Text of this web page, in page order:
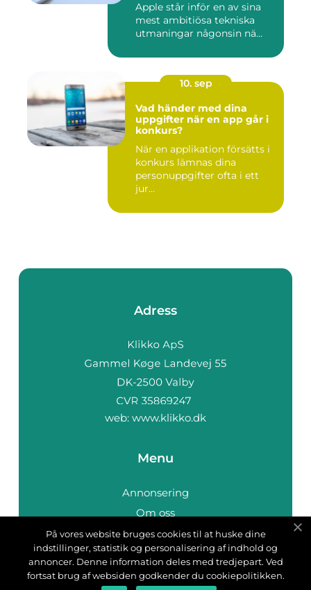
Apple står inför en av sina
mest ambitiösa tekniska
utmaningar någonsin nä...
10. sep
Vad händer med dina
uppgifter när en app går i
konkurs?
När en applikation försätts i
konkurs lämnas dina
personuppgifter ofta i ett
jur...
Adress
web: www.klikko.dk
Menu
Annonsering
Om oss
Cookies
Kontakta oss
Sitemap
På vores website bruges cookies til at huske dine
indstillinger, statistik og personalisering af indhold og
annoncer. Denne information deles med tredjepart. Ved
fortsat brug af websiden godkender du cookiepolitikken.